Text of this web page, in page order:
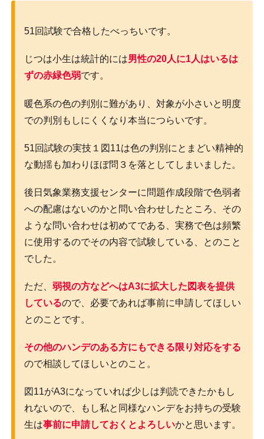
51回試験で合格したべっちいです。
じつは小生は統計的には男性の20人に1人はいるは
ずの赤緑色弱です。
暖色系の色の判別に難があり、対象が小さいと明度
での判別もしにくくなり本当につらいです。
51回試験の実技１図11は色の判別にとまどい精神的
な動揺も加わりほぼ問３を落としてしまいました。
後日気象業務支援センターに問題作成段階で色弱者
への配慮はないのかと問い合わせしたところ、その
ような問い合わせは初めてである、実務で色は頻繁
に使用するのでその内容で試験している、とのこと
でした。
ただ、 弱視の方などへはA3に拡大した図表を提供
しているので、必要であれば事前に申請してほしい
とのことです。
その他のハンデのある方にもできる限り対応をする
ので相談してほしいとのこと。
図11がA3になっていれば少しは判読できたかもし
れないので、もし私と同様なハンデをお持ちの受験
生は事前に申請しておくとよろしいかと思います。